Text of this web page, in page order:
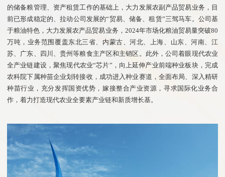
的储备粮管理、资产租赁工作的基础上，大力发展农副产品贸易业务，目
前已形成稳定的、拉动公司发展的“贸易、储备、租赁”三驾马车。公司基
于粮油特色，大力发展农产品贸易业务，2024年市场化粮油贸易量突破80
万吨，业务范围覆盖东北三省、内蒙古、河北、上海、山东、河南、江
苏、广东、四川、贵州等粮食主产区和主销区。此外，公司着眼现代农业
全产业链建设，聚焦现代农业“芯片”，向上延伸产业前端种业板块，完成
农科院下属种苗企业划转接收，成功进入种业赛道，全面布局、深入精研
种苗行业，充分发挥国资优势，嫁接整合产业资源，寻求国际化业务合
作，着力打造现代农业全要素产业链和新质增长基。